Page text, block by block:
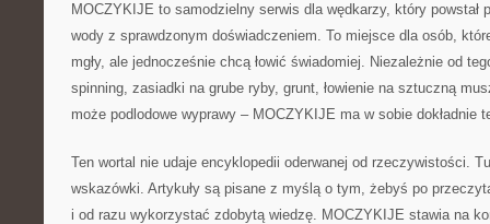
MOCZYKIJE to samodzielny serwis dla wędkarzy, który powstał
wody z sprawdzonym doświadczeniem. To miejsce dla osób,
mgły, ale jednocześnie chcą łowić świadomiej. Niezależnie od
spinning, zasiadki na grube ryby, grunt, łowienie na sztuczną
może podlodowe wyprawy – MOCZYKIJE ma w sobie dokładnie
Ten wortal nie udaje encyklopedii oderwanej od rzeczywistości.
wskazówki. Artykuły są pisane z myślą o tym, żebyś po
i od razu wykorzystać zdobytą wiedzę. MOCZYKIJE stawia na